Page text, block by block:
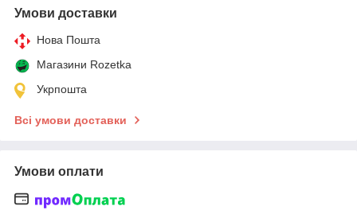
Умови доставки
Нова Пошта
Магазини Rozetka
Укрпошта
Всі умови доставки
Умови оплати